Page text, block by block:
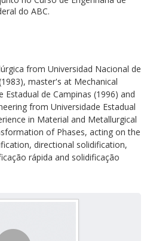
do ABC.
from Universidad Nacional de
master's at Mechanical
Estadual de Campinas (1996) and
from Universidade Estadual
in Material and Metallurgical
of Phases, acting on the
directional solidification,
rápida and solidificação